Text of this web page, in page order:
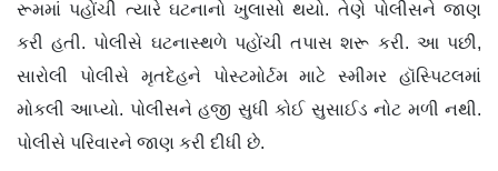
રૂમમાં પહોંચી ત્યારે ઘટનાનો ખુલાસો થયો. તેણે પોલીસને જાણ
કરી હતી. પોલીસે ઘટનાસ્થળે પહોંચી તપાસ શરૂ કરી. આ પછી,
સારોલી પોલીસે મૃતદેહને પોસ્ટમોર્ટમ માટે સ્મીમર હૉસ્પિટલમાં
મોકલી આપ્યો. પોલીસને હજી સુધી કોઈ સુસાઈડ નોટ મળી નથી.
પોલીસે પરિવારને જાણ કરી દીધી છે.